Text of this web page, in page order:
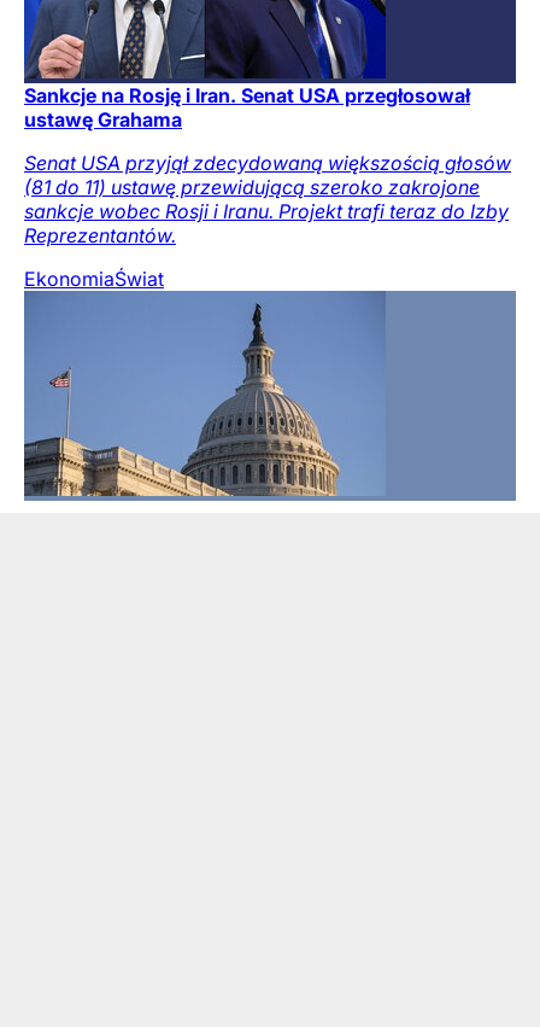
Sankcje na Rosję i Iran. Senat USA przegłosował
ustawę Grahama
Senat USA przyjął zdecydowaną większością głosów
(81 do 11) ustawę przewidującą szeroko zakrojone
sankcje wobec Rosji i Iranu. Projekt trafi teraz do Izby
Reprezentantów.
EkonomiaŚwiat